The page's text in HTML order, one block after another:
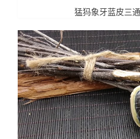
猛犸象牙蓝皮三